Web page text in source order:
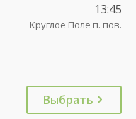
13:45
Круглое Поле п. пов.
Выбрать